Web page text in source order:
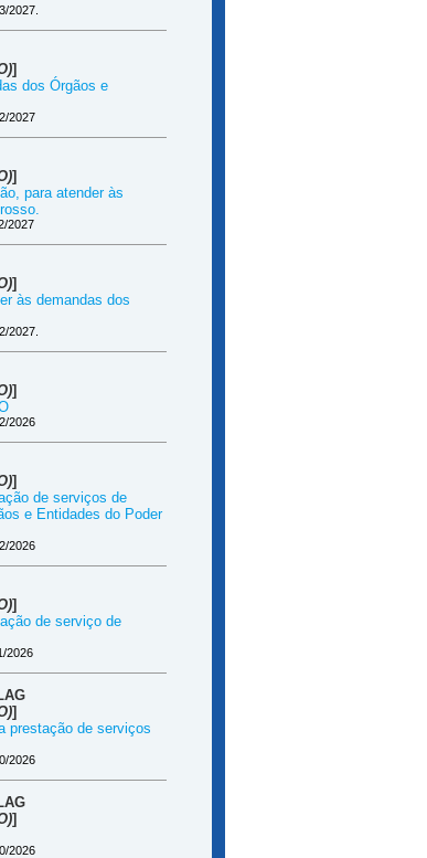
2027.
]
dos Órgãos e
2027
]
para atender às
2027
]
às demandas dos
2027.
]
2026
]
de serviços de
e Entidades do Poder
2026
]
de serviço de
2026
]
prestação de serviços
2026
]
2026